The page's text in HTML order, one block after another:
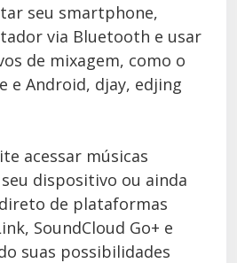
seu smartphone,
via Bluetooth e usar
de mixagem, como o
e Android, djay, edjing
acessar músicas
dispositivo ou ainda
de plataformas
SoundCloud Go+ e
suas possibilidades